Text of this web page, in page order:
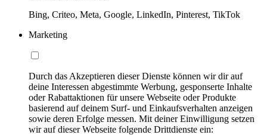
Bing, Criteo, Meta, Google, LinkedIn, Pinterest, TikTok
Marketing
Durch das Akzeptieren dieser Dienste können wir dir auf
deine Interessen abgestimmte Werbung, gesponserte Inhalte
oder Rabattaktionen für unsere Webseite oder Produkte
basierend auf deinem Surf- und Einkaufsverhalten anzeigen
sowie deren Erfolge messen. Mit deiner Einwilligung setzen
wir auf dieser Webseite folgende Drittdienste ein: